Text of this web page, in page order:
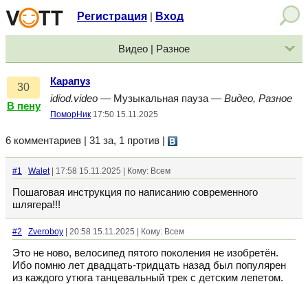
Регистрация Вход
Видео | Разное
30
В пену
Карапуз
idiod.video — Музыкальная пауза — Видео, Разное
ПоморНик 17:50 15.11.2025
6 комментариев | 31 за, 1 против
#1 Walet| 17:58 15.11.2025 | Кому: Всем
Пошаговая инструкция по написанию современного
шлягера!!!
#2 Zveroboy | 20:58 15.11.2025 | Кому: Всем
Это не ново, велосипед пятого поколения не изобретён.
Ибо помню лет двадцать-тридцать назад был популярен
из каждого утюга танцевальный трек с детским лепетом.